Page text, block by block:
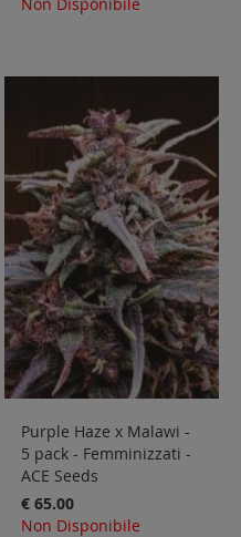
Purple Haze x Malawi -
5 pack - Femminizzati -
ACE Seeds
€ 65.00
Non Disponibile